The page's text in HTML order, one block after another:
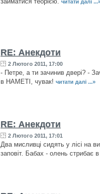
читати далі
RE: Анекдоти
2 Лютого 2011, 17:00
- Петре, а ти зачинив двері? -
в НАМЕТІ, чувак! читати далі ...»
RE: Анекдоти
2 Лютого 2011, 17:01
Два мисливці сидять у лісі на
заповіт. Бабах - олень стрибає